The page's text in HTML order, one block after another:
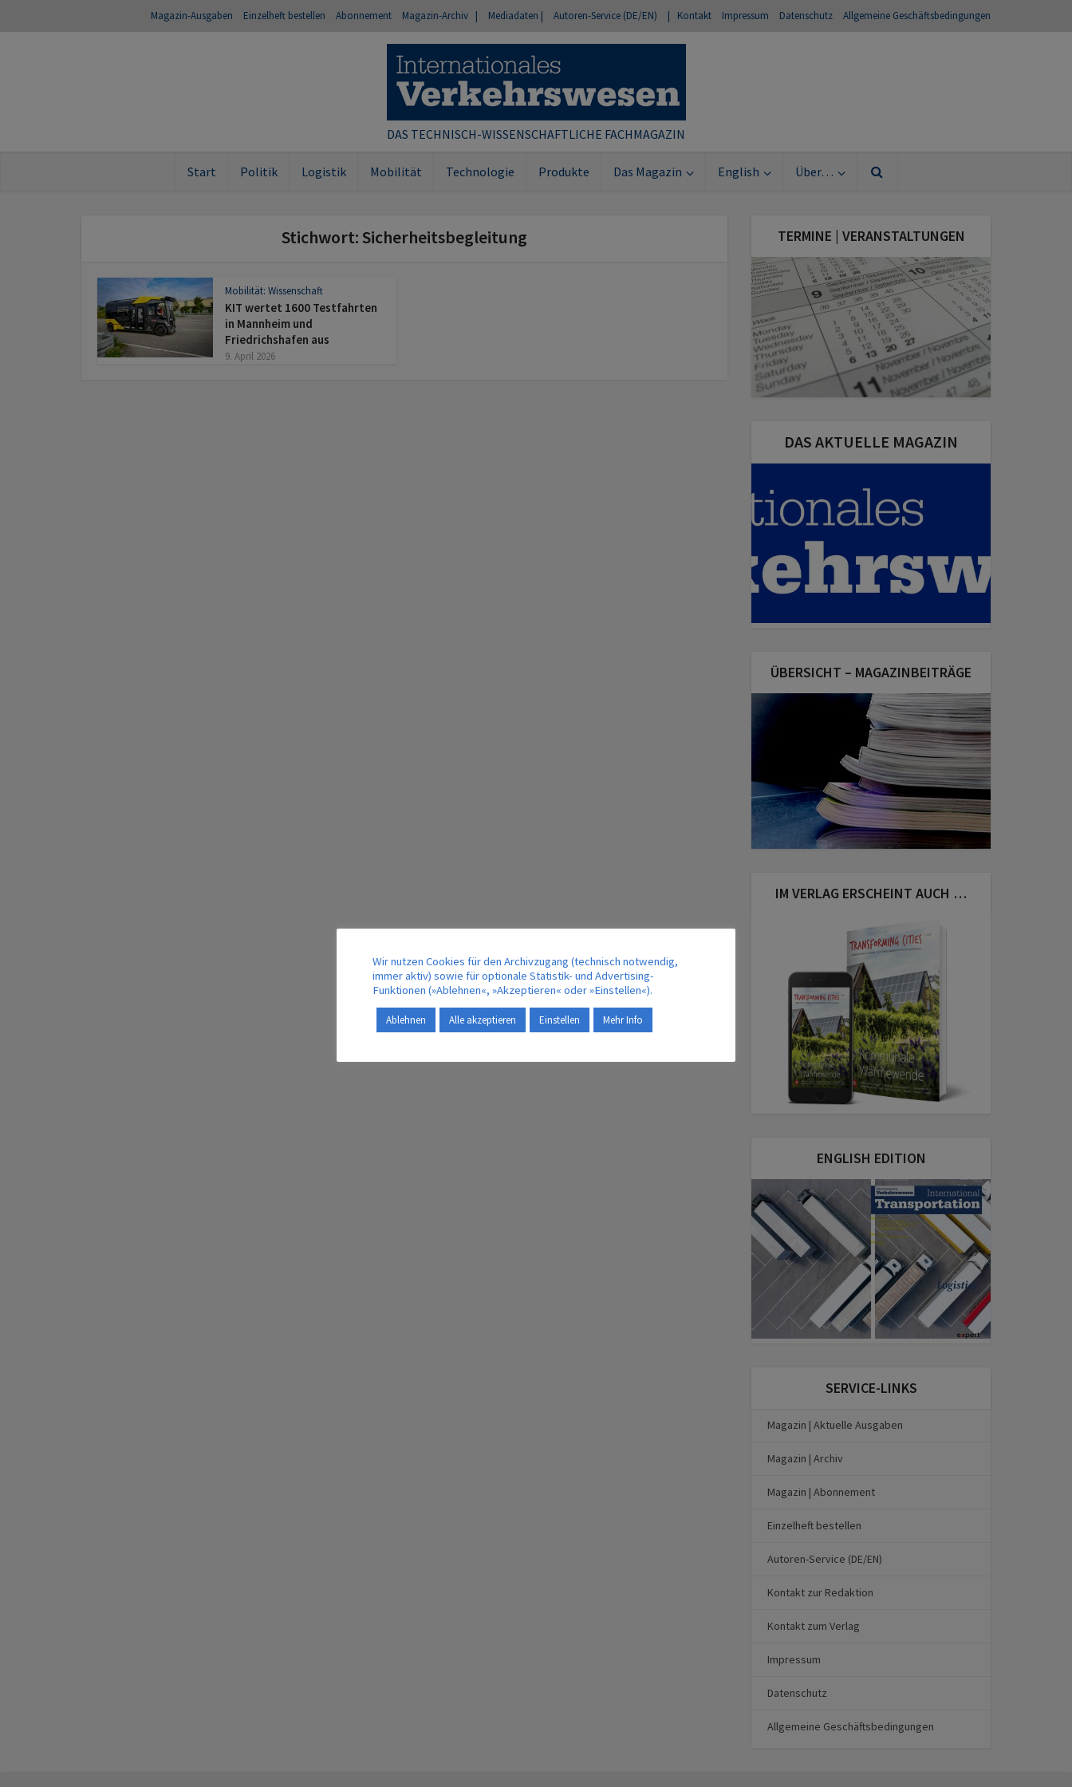
Magazin-Ausgaben Einzelheft bestellen Abonnement Magazin-Archiv | Mediadaten | Autoren-Service (DE/EN) | Kontakt Impressum Datenschutz Allgemeine Geschäftsbedingungen
DAS TECHNISCH-WISSENSCHAFTLICHE FACHMAGAZIN
Start Politik Logistik Mobilität Technologie Produkte Das Magazin English Über…
Stichwort: Sicherheitsbegleitung
Mobilität: Wissenschaft
KIT wertet 1600 Testfahrten
in Mannheim und
Friedrichshafen aus
9. April 2026
TERMINE | VERANSTALTUNGEN
DAS AKTUELLE MAGAZIN
ÜBERSICHT – MAGAZINBEITRÄGE
IM VERLAG ERSCHEINT AUCH …
ENGLISH EDITION
SERVICE-LINKS
Magazin | Aktuelle Ausgaben
Magazin | Archiv
Magazin | Abonnement
Einzelheft bestellen
Autoren-Service (DE/EN)
Kontakt zur Redaktion
Kontakt zum Verlag
Impressum
Datenschutz
Allgemeine Geschäftsbedingungen
Wir nutzen Cookies für den Archivzugang (technisch notwendig,
immer aktiv) sowie für optionale Statistik- und Advertising-
Funktionen (»Ablehnen«, »Akzeptieren« oder »Einstellen«).
Ablehnen Alle akzeptieren Einstellen Mehr Info